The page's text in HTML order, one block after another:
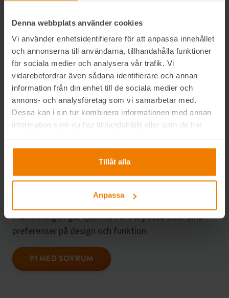
Denna webbplats använder cookies
Vi använder enhetsidentifierare för att anpassa innehållet
och annonserna till användarna, tillhandahålla funktioner
för sociala medier och analysera vår trafik. Vi
vidarebefordrar även sådana identifierare och annan
information från din enhet till de sociala medier och
annons- och analysföretag som vi samarbetar med.
Dessa kan i sin tur kombinera informationen med annan
information som du har tillhandahållit eller som de har
Tillåt alla
Anpassa
Planlösning #1
som vi har byggt på flera av våra kundmodeller.
Planlösningen går självklart att anpassa efter dina
preferenser på design och funktion.
P1 MED SOVRUM